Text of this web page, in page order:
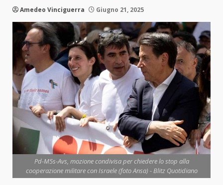
Amedeo Vinciguerra Giugno 21, 2025
Pd-M5s-Avs, mozione condivisa per chiedere lo stop alla
cooperazione militare con Israele (foto Ansa) - Blitz Quotidiano